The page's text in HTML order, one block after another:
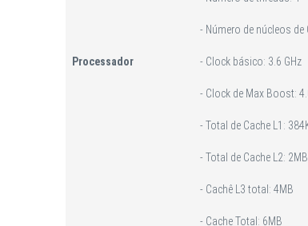
Processador
- Número de núcleos de
- Clock básico: 3.6 GHz
- Clock de Max Boost:
- Total de Cache L1:
- Total de Cache L2: 2MB
- Cachê L3 total: 4MB
- Cache Total: 6MB